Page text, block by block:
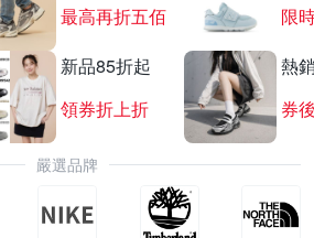
最高再折五佰
限
新品85折起
領券折上折
熱
券
嚴選品牌